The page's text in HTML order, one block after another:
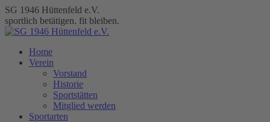
Zum
Inhalt
springen
SG 1946 Hüttenfeld e.V.
sportlich betätigen. fit bleiben.
Home
Verein
Vorstand
Historie
Sportstätten
Mitglied werden
Sportarten